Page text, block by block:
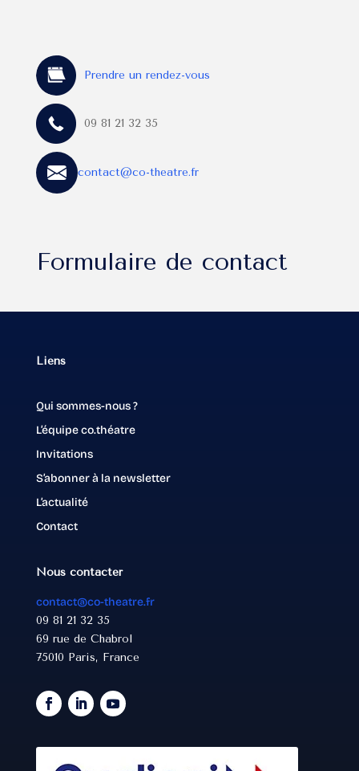
Prendre un rendez-vous
09 81 21 32 35
contact@co-theatre.fr
Formulaire de contact
Liens
Qui sommes-nous ?
L’équipe co.théatre
Invitations
S’abonner à la newsletter
L’actualité
Contact
Nous contacter
contact@co-theatre.fr
09 81 21 32 35
69 rue de Chabrol
75010 Paris, France